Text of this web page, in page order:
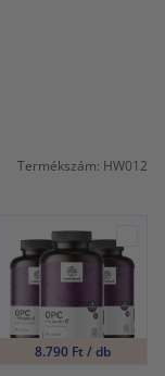
Termékszám: HW012
8.790 Ft / db